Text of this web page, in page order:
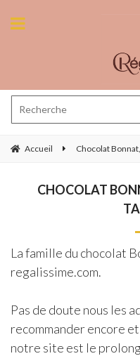
Accueil Chocolat
CHOCOLAT
La famille du chocolat
regalissime.com.
Pas de doute nous les
recommander encore
notre site est le